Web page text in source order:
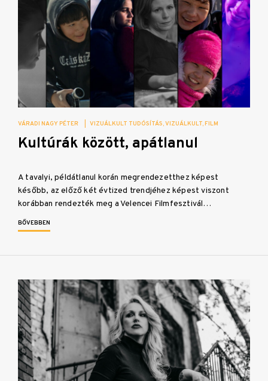
VÁRADI NAGY PÉTER VIZUÁLKULT TUDÓSÍTÁS VIZUÁLKULT FILM
Kultúrák között, apátlanul
A tavalyi, példátlanul korán megrendezetthez képest
később, az előző két évtized trendjéhez képest viszont
korábban rendezték meg a Velencei Filmfesztivál…
BŐVEBBEN